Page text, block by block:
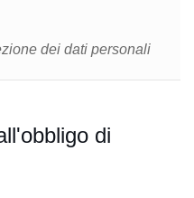
Normativa in materia di protezione dei dati personali
di